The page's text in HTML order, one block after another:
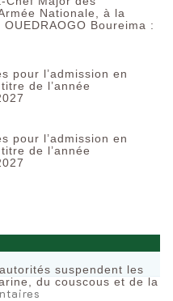
Nationale, à la
Boureima :
pour l’admission en
de l’année
pour l’admission en
de l’année
suspendent les
du couscous et de la